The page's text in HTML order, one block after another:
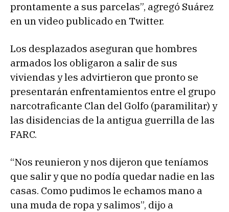
prontamente a sus parcelas”, agregó Suárez
en un video publicado en Twitter.
Los desplazados aseguran que hombres
armados los obligaron a salir de sus
viviendas y les advirtieron que pronto se
presentarán enfrentamientos entre el grupo
narcotraficante Clan del Golfo (paramilitar) y
las disidencias de la antigua guerrilla de las
FARC.
“Nos reunieron y nos dijeron que teníamos
que salir y que no podía quedar nadie en las
casas. Como pudimos le echamos mano a
una muda de ropa y salimos”, dijo a